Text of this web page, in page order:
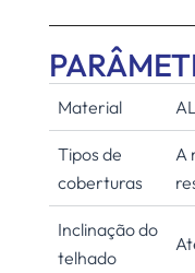
Material
Tipos de
coberturas
A
Inclinação do
telhado